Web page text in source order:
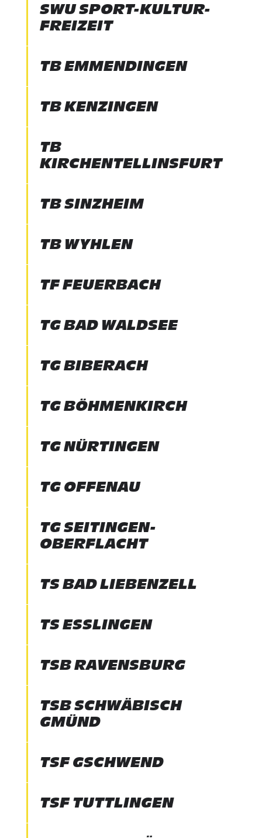
SWU SPORT-KULTUR-
FREIZEIT
TB EMMENDINGEN
TB KENZINGEN
TB
KIRCHENTELLINSFURT
TB SINZHEIM
TB WYHLEN
TF FEUERBACH
TG BAD WALDSEE
TG BIBERACH
TG BÖHMENKIRCH
TG NÜRTINGEN
TG OFFENAU
TG SEITINGEN-
OBERFLACHT
TS BAD LIEBENZELL
TS ESSLINGEN
TSB RAVENSBURG
TSB SCHWÄBISCH
GMÜND
TSF GSCHWEND
TSF TUTTLINGEN